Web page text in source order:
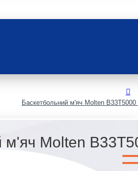
Баскетбольний м'яч Molten
м'яч Molten